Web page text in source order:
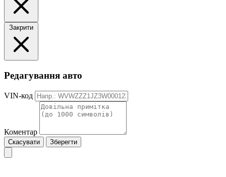
Закрити
Редагування авто
VIN-код
Коментар
Скасувати Зберегти